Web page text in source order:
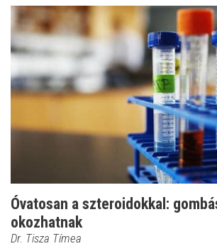
Óvatosan a szteroidokkal:
okozhatnak
Dr. Tisza Tímea